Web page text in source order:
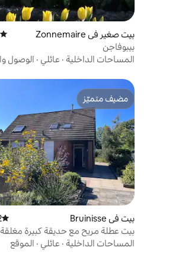
بيت صغير في Zonnemaire
بيبوفاجن
المساحات الداخلية · عائلي · الوصول
مضيف متميّز
مضيف متميّز
بيت في Bruinisse
بيت عطلة مريح مع حديقة كبيرة
المساحات الداخلية · عائلي · الموقع